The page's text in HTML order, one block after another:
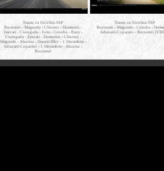
Traseu cu bicicleta SSP
Bucuresti - Magurele - Clinceni - Domnesti -
Darvari - Ciorogarla - Joita - Cosoba - Bacu -
Ciorogarla - Darvari - Domnesti - Clinceni -
Magurele - Alunisu - Darasti-Ilfov - 1 Decembrie -
Adunatii-Copaceni - 1 Decembrie - Alunisu -
Bucuresti
Traseu cu bicicleta SSP
Bucuresti - Magurele - Cosoba -
Adunatii-Copaceni - Bucuresti